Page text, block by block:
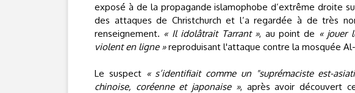
exposé à de la propagande islamophobe d’extrême droite
des attaques de Christchurch et l’a regardée à de très
renseignement. « Il idolâtrait Tarrant », au point de « jouer
violent en ligne »reproduisant l'attaque contre la mosquée
Le suspect « s’identifiait comme un "suprémaciste est-
chinoise, coréenne et japonaise », après avoir découvert